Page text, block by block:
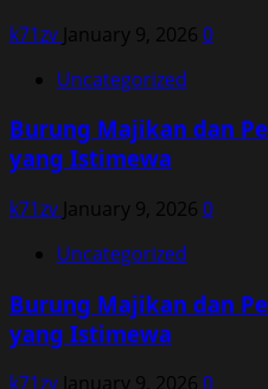
k71zv January 9, 2026 0
Uncategorized
Burung Majikan dan
yang Istimewa
k71zv January 9, 2026 0
Uncategorized
Burung Majikan dan
yang Istimewa
k71zv January 9, 2026 0